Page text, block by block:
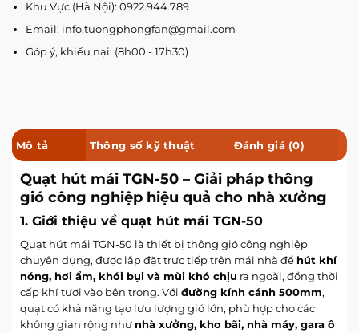
Khu Vực (Hà Nội): 0922.944.789
Email: info.tuongphongfan@gmail.com
Góp ý, khiếu nại: (8h00 - 17h30)
Mô tả Thông số kỹ thuật Đánh giá (0)
Quạt hút mái TGN-50 – Giải pháp thông
gió công nghiệp hiệu quả cho nhà xưởng
1. Giới thiệu về quạt hút mái TGN-50
Quạt hút mái TGN-50 là thiết bị thông gió công nghiệp
chuyên dụng, được lắp đặt trực tiếp trên mái nhà để hút khí
nóng, hơi ẩm, khói bụi và mùi khó chịu ra ngoài, đồng thời
cấp khí tươi vào bên trong. Với đường kính cánh 500mm,
quạt có khả năng tạo lưu lượng gió lớn, phù hợp cho các
không gian rộng như nhà xưởng, kho bãi, nhà máy, gara ô